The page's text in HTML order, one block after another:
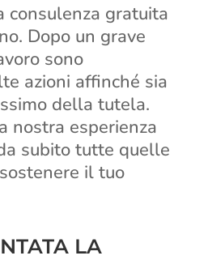
consulenza gratuita
Dopo un grave
sono
azioni affinché sia
della tutela.
nostra esperienza
subito tutte quelle
il tuo
LA